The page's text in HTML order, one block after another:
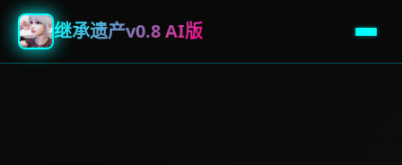
继承遗产v0.8 AI版